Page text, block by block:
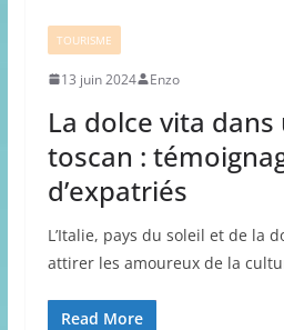
TOURISME
13 juin 2024 Enzo
La dolce vita dans
toscan :
d’expatriés
L’Italie, pays du soleil et de la
attirer les amoureux de la
Read More